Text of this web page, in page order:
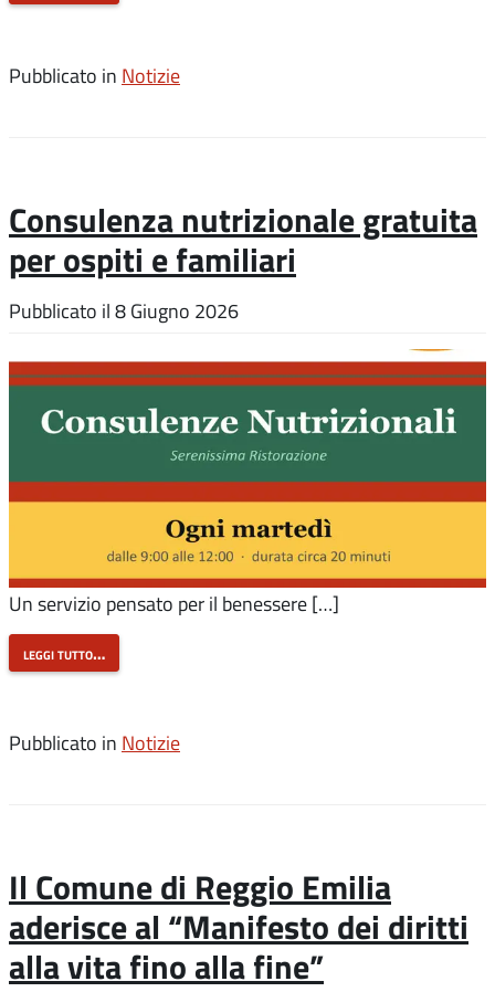
Pubblicato in Notizie
Consulenza nutrizionale gratuita
per ospiti e familiari
Pubblicato il 8 Giugno 2026
Un servizio pensato per il benessere […]
leggi tutto…
Pubblicato in Notizie
Il Comune di Reggio Emilia
aderisce al “Manifesto dei diritti
alla vita fino alla fine”